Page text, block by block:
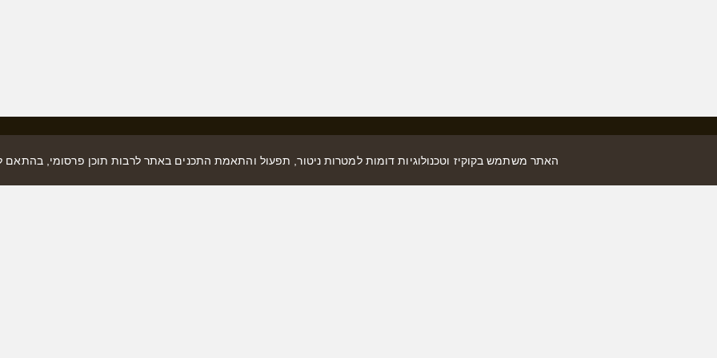
האתר משתמש בקוקיז וטכנולוגיות דומות למטרות ניטור, תפעול והתאמת התכנים באתר לרבות תוכן פרסומי, בהתאם
משרד ראשי: